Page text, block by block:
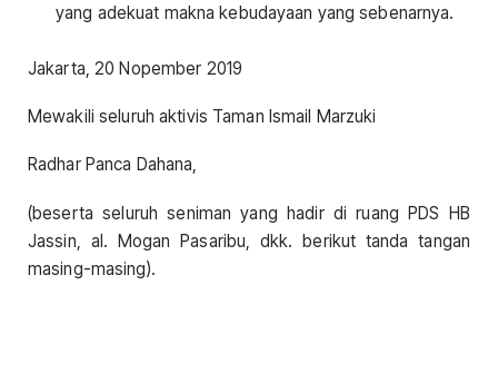
yang adekuat makna kebudayaan yang sebenarnya.
Jakarta, 20 Nopember 2019
Mewakili seluruh aktivis Taman Ismail Marzuki
Radhar Panca Dahana,
(beserta seluruh seniman yang hadir di ruang PDS HB
Jassin, al. Mogan Pasaribu, dkk. berikut tanda tangan
masing-masing).